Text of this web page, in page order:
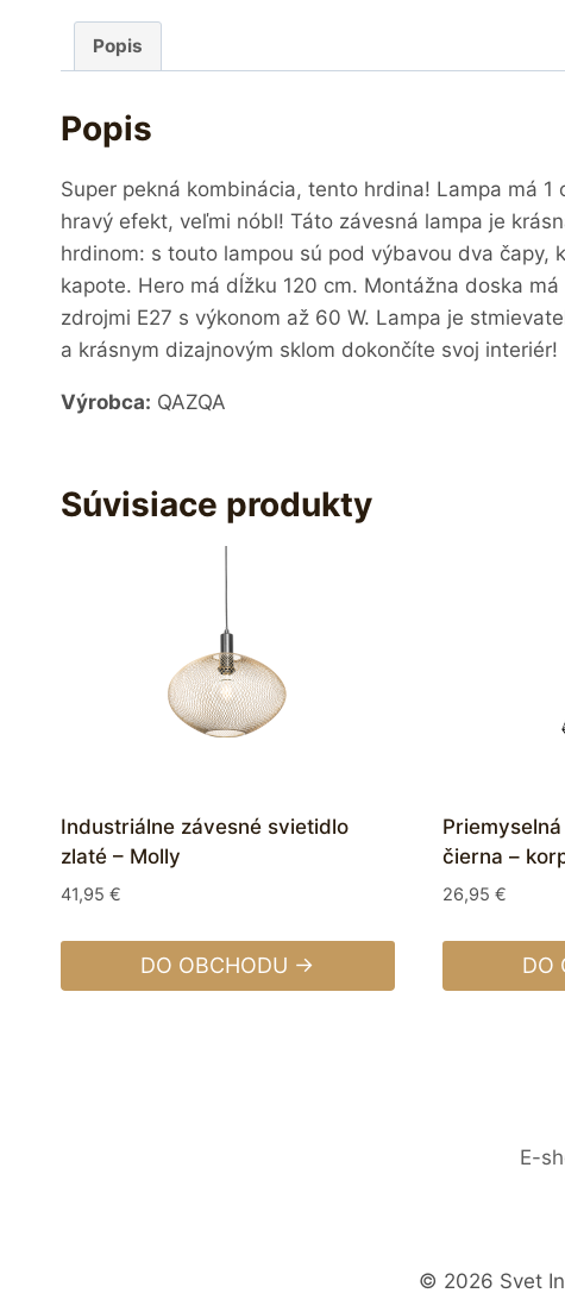
Popis
Popis
Super pekná kombinácia, tento hrdina! Lampa má
hravý efekt, veľmi nóbl! Táto závesná lampa je
hrdinom: s touto lampou sú pod výbavou dva
kapote. Hero má dĺžku 120 cm. Montážna doska
zdrojmi E27 s výkonom až 60 W. Lampa je
a krásnym dizajnovým sklom dokončíte svoj interiér!
Výrobca: QAZQA
Súvisiace produkty
Industriálne závesné svietidlo
zlaté – Molly
41,95 €
DO OBCHODU →
čierna –
26,95 €
DO
E-
© 2026 Svet